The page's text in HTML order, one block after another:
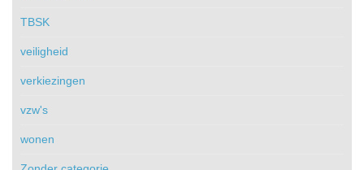
TBSK
veiligheid
verkiezingen
vzw's
wonen